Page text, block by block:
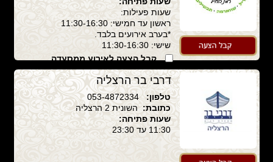
שעות פעילות:
ראשון עד חמישי: 11:30-16:30
*בערב אירועים בלבד.
שישי: 11:30-16:30
קבל הצעה לאירוע ממסעדה
דרבי בר הרצליה
טלפון:053-4872334
כתובת: השונית 2 הרצליה
שעות פתיחה:
11:30 עד 23:30